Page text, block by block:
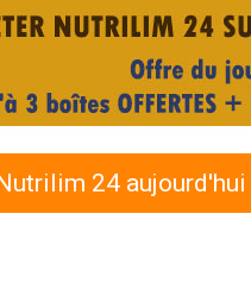
24